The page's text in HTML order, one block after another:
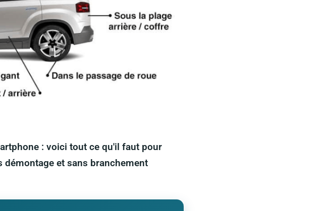
: voici tout ce qu'il faut pour
démontage et sans branchement